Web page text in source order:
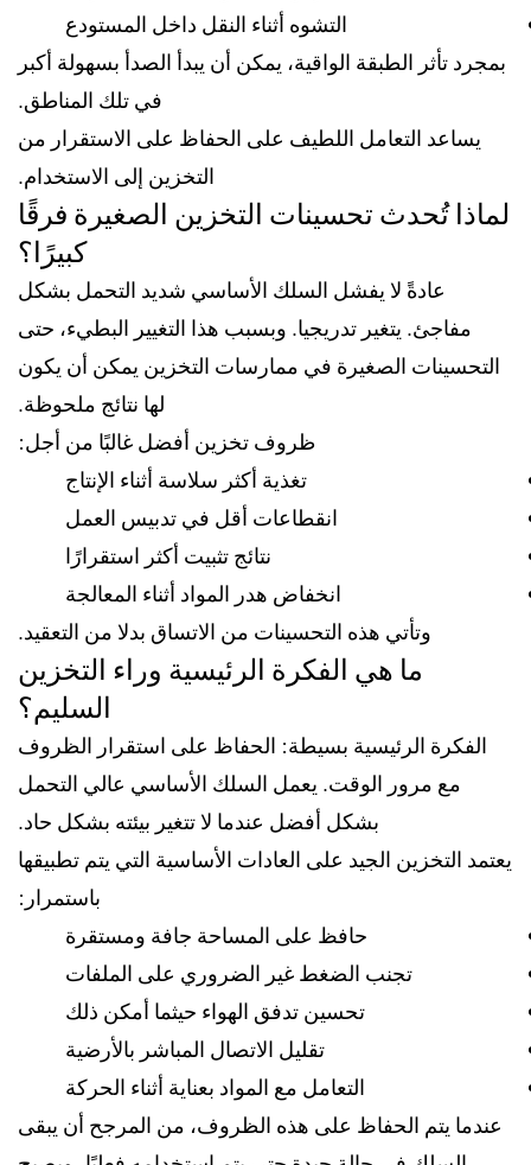
التشوه أثناء النقل داخل المستودع
بمجرد تأثر الطبقة الواقية، يمكن أن يبدأ الصدأ بسهولة أكبر
في تلك المناطق.
يساعد التعامل اللطيف على الحفاظ على الاستقرار من
التخزين إلى الاستخدام.
لماذا تُحدث تحسينات التخزين الصغيرة فرقًا
كبيرًا؟
عادةً لا يفشل السلك الأساسي شديد التحمل بشكل
مفاجئ. يتغير تدريجيا. وبسبب هذا التغيير البطيء، حتى
التحسينات الصغيرة في ممارسات التخزين يمكن أن يكون
لها نتائج ملحوظة.
ظروف تخزين أفضل غالبًا من أجل:
تغذية أكثر سلاسة أثناء الإنتاج
انقطاعات أقل في تدبيس العمل
نتائج تثبيت أكثر استقرارًا
انخفاض هدر المواد أثناء المعالجة
وتأتي هذه التحسينات من الاتساق بدلا من التعقيد.
ما هي الفكرة الرئيسية وراء التخزين
السليم؟
الفكرة الرئيسية بسيطة: الحفاظ على استقرار الظروف
مع مرور الوقت. يعمل السلك الأساسي عالي التحمل
بشكل أفضل عندما لا تتغير بيئته بشكل حاد.
يعتمد التخزين الجيد على العادات الأساسية التي يتم تطبيقها
باستمرار:
حافظ على المساحة جافة ومستقرة
تجنب الضغط غير الضروري على الملفات
تحسين تدفق الهواء حيثما أمكن ذلك
تقليل الاتصال المباشر بالأرضية
التعامل مع المواد بعناية أثناء الحركة
عندما يتم الحفاظ على هذه الظروف، من المرجح أن يبقى